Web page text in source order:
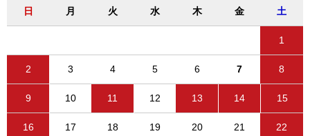
日 月 火 水 木 金 土
1
2 3 4 5 6 7 8
9 10 11 12 13 14 15
16 17 18 19 20 21 22